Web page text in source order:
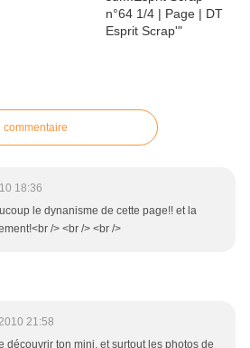
commentaire
18:36
le dynanisme de cette page!! et la
/> <br /> <br />
21:58
découvrir ton mini, et surtout les photos de